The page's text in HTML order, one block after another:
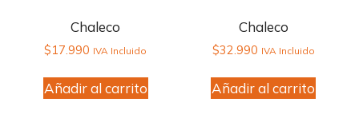
Chaleco
$17.990 IVA Incluido
Añadir al carrito
Chaleco
$32.990 IVA Incluido
Añadir al carrito